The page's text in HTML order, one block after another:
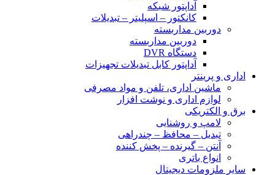
آداپتور شبکه
کانکتور – اسپلیتر – تبدیلات
دوربین مداربسته
دوربین مداربسته
دستگاه DVR
آداپتور کابل تبدیلات تجهیزات
اداری و پرینتر
ماشین اداری، تلفن و مواد مصرفی
لوازم اداری و نوشت افزار
برق و الکتریکی
لامپ و روشنایی
تبدیل – محافظ – چندراهی
آنتن – گیرنده – پخش کننده
انواع باتری
سایر ملزومات دیجیتال